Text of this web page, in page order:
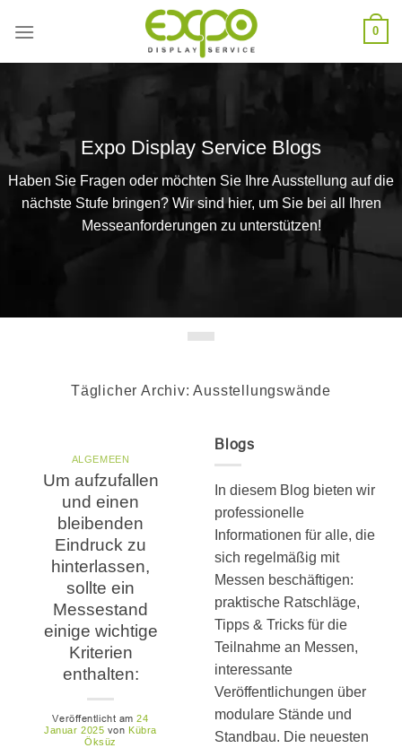
0
Expo Display Service Blogs
Haben Sie Fragen oder möchten Sie Ihre Ausstellung auf die
nächste Stufe bringen? Wir sind hier, um Sie bei all Ihren
Messeanforderungen zu unterstützen!
Täglicher Archiv:Ausstellungswände
ALGEMEEN
Um aufzufallen
und einen
bleibenden
Eindruck zu
hinterlassen,
sollte ein
Messestand
einige wichtige
Kriterien
enthalten:
Veröffentlicht am24
Januar 2025 von Kübra
Öksüz
Blogs
In diesem Blog bieten wir
professionelle
Informationen für alle, die
sich regelmäßig mit
Messen beschäftigen:
praktische Ratschläge,
Tipps & Tricks für die
Teilnahme an Messen,
interessante
Veröffentlichungen über
modulare Stände und
Standbau. Die neuesten